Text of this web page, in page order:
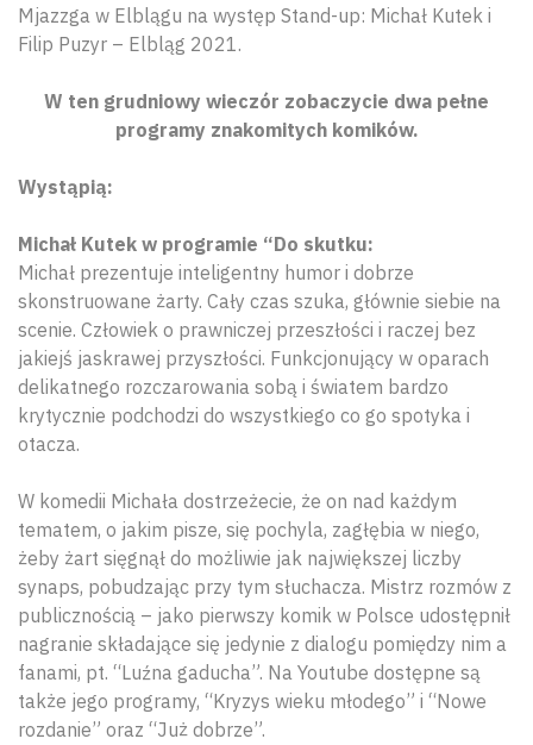
Mjazzga w Elblągu na występ Stand-up: Michał Kutek i
Filip Puzyr – Elbląg 2021.
W ten grudniowy wieczór zobaczycie dwa pełne
programy znakomitych komików.
Wystąpią:
Michał Kutek w programie “Do skutku:
Michał prezentuje inteligentny humor i dobrze
skonstruowane żarty. Cały czas szuka, głównie siebie na
scenie. Człowiek o prawniczej przeszłości i raczej bez
jakiejś jaskrawej przyszłości. Funkcjonujący w oparach
delikatnego rozczarowania sobą i światem bardzo
krytycznie podchodzi do wszystkiego co go spotyka i
otacza.
W komedii Michała dostrzeżecie, że on nad każdym
tematem, o jakim pisze, się pochyla, zagłębia w niego,
żeby żart sięgnął do możliwie jak największej liczby
synaps, pobudzając przy tym słuchacza. Mistrz rozmów z
publicznością – jako pierwszy komik w Polsce udostępnił
nagranie składające się jedynie z dialogu pomiędzy nim a
fanami, pt. “Luźna gaducha”. Na Youtube dostępne są
także jego programy, “Kryzys wieku młodego” i “Nowe
rozdanie” oraz “Już dobrze”.